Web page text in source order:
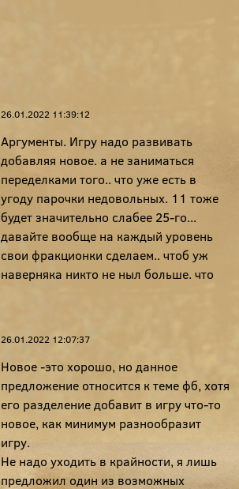
26.01.2022 11:39:12
Аргументы. Игру надо развивать
добавляя новое. а не заниматься
переделками того.. что уже есть в
угоду парочки недовольных. 11 тоже
будет значительно слабее 25-го...
давайте вообще на каждый уровень
свои фракционки сделаем.. чтоб уж
наверняка никто не ныл больше. что
26.01.2022 12:07:37
Новое -это хорошо, но данное
предложение относится к теме фб, хотя
его разделение добавит в игру что-то
новое, как минимум разнообразит
игру.
Не надо уходить в крайности, я лишь
предложил один из возможных